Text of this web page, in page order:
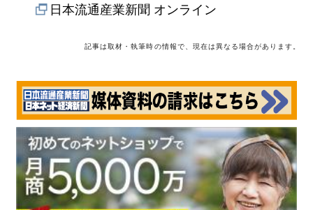
日本流通産業新聞 オンライン
記事は取材・執筆時の情報で、現在は異なる場合があります。